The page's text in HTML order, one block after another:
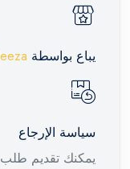
يباع بواسطة
سياسة الإرجاع
يمكنك تقديم طلب